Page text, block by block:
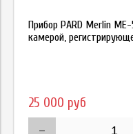
Прибор PARD Merlin
камерой,
25 000 руб